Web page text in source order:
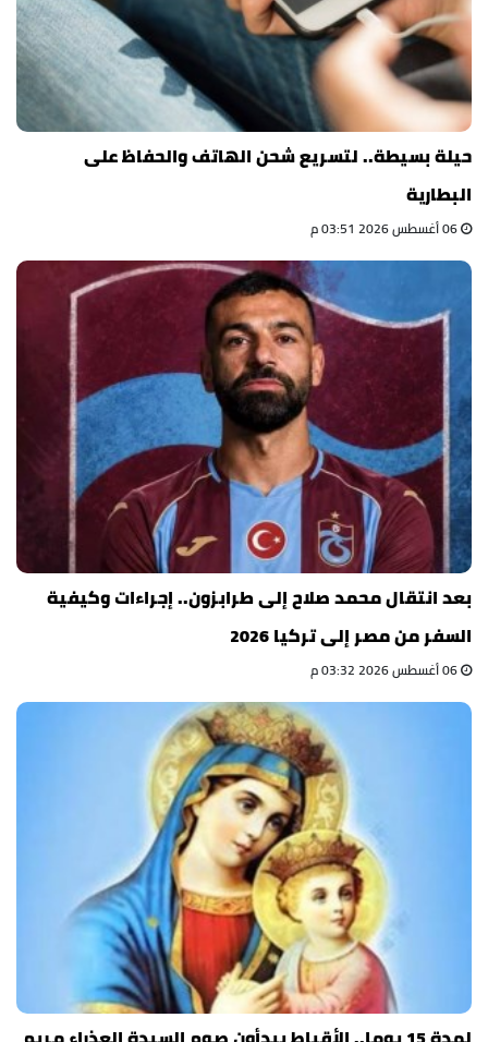
حيلة بسيطة.. لتسريع شحن الهاتف والحفاظ على
البطارية
بعد انتقال محمد صلاح إلى طرابزون.. إجراءات وكيفية
السفر من مصر إلى تركيا 2026